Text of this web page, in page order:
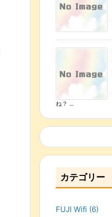
ね？ ...
カテゴリー
FUJI Wifi (6)